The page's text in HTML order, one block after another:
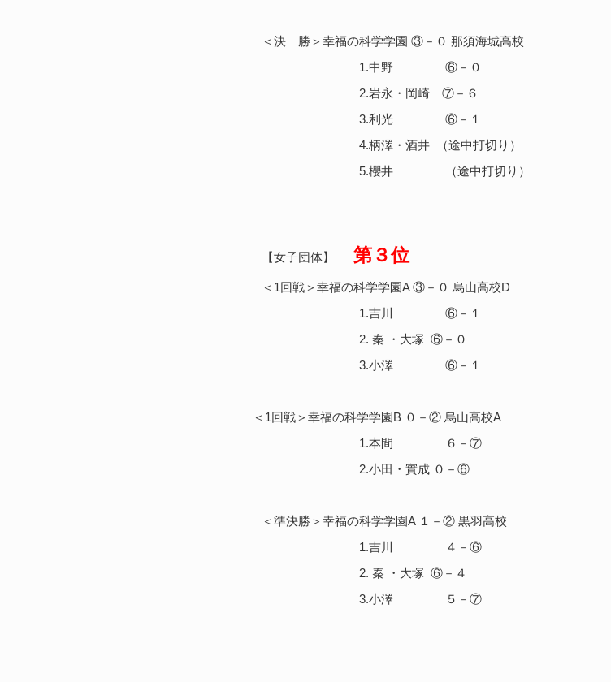
＜決 勝＞幸福の科学学園 ③－０ 那須海城高校
1.中野 ⑥－０
2.岩永・岡崎 ⑦－６
3.利光 ⑥－１
4.柄澤・酒井 （途中打切り）
5.櫻井 （途中打切り）
【女子団体】 第３位
＜1回戦＞幸福の科学学園A ③－０ 烏山高校D
1.吉川 ⑥－１
2. 秦 ・大塚 ⑥－０
3.小澤 ⑥－１
＜1回戦＞幸福の科学学園B ０－② 烏山高校A
1.本間 ６－⑦
2.小田・實成 ０－⑥
＜準決勝＞幸福の科学学園A １－② 黒羽高校
1.吉川 ４－⑥
2. 秦 ・大塚 ⑥－４
3.小澤 ５－⑦